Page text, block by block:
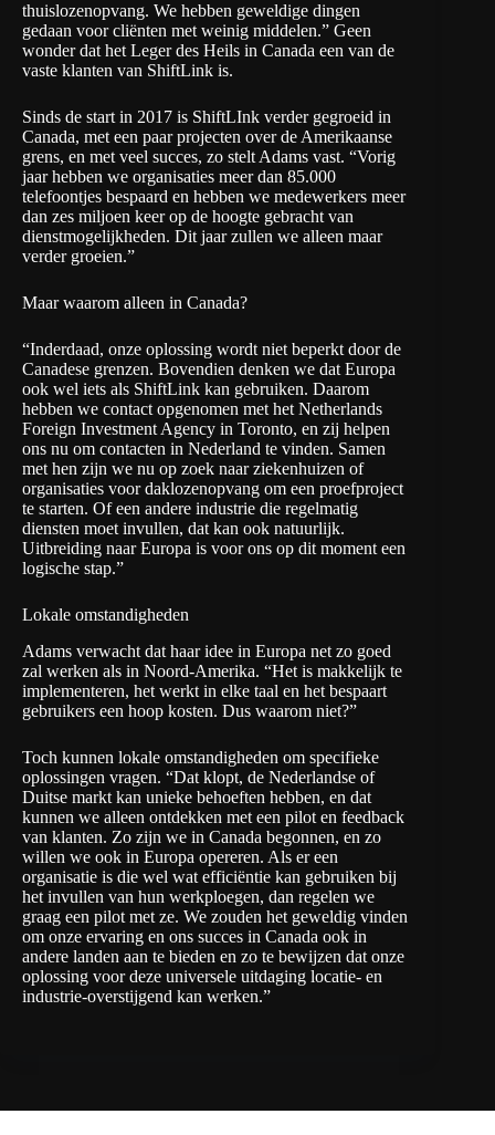
thuislozenopvang. We hebben geweldige dingen
gedaan voor cliënten met weinig middelen.” Geen
wonder dat het Leger des Heils in Canada een van de
vaste klanten van ShiftLink is.
Sinds de start in 2017 is ShiftLInk verder gegroeid in
Canada, met een paar projecten over de Amerikaanse
grens, en met veel succes, zo stelt Adams vast. “Vorig
jaar hebben we organisaties meer dan 85.000
telefoontjes bespaard en hebben we medewerkers meer
dan zes miljoen keer op de hoogte gebracht van
dienstmogelijkheden. Dit jaar zullen we alleen maar
verder groeien.”
Maar waarom alleen in Canada?
“Inderdaad, onze oplossing wordt niet beperkt door de
Canadese grenzen. Bovendien denken we dat Europa
ook wel iets als ShiftLink kan gebruiken. Daarom
hebben we contact opgenomen met het Netherlands
Foreign Investment Agency in Toronto, en zij helpen
ons nu om contacten in Nederland te vinden. Samen
met hen zijn we nu op zoek naar ziekenhuizen of
organisaties voor daklozenopvang om een proefproject
te starten. Of een andere industrie die regelmatig
diensten moet invullen, dat kan ook natuurlijk.
Uitbreiding naar Europa is voor ons op dit moment een
logische stap.”
Lokale omstandigheden
Adams verwacht dat haar idee in Europa net zo goed
zal werken als in Noord-Amerika. “Het is makkelijk te
implementeren, het werkt in elke taal en het bespaart
gebruikers een hoop kosten. Dus waarom niet?”
Toch kunnen lokale omstandigheden om specifieke
oplossingen vragen. “Dat klopt, de Nederlandse of
Duitse markt kan unieke behoeften hebben, en dat
kunnen we alleen ontdekken met een pilot en feedback
van klanten. Zo zijn we in Canada begonnen, en zo
willen we ook in Europa opereren. Als er een
organisatie is die wel wat efficiëntie kan gebruiken bij
het invullen van hun werkploegen, dan regelen we
graag een pilot met ze. We zouden het geweldig vinden
om onze ervaring en ons succes in Canada ook in
andere landen aan te bieden en zo te bewijzen dat onze
oplossing voor deze universele uitdaging locatie- en
industrie-overstijgend kan werken.”